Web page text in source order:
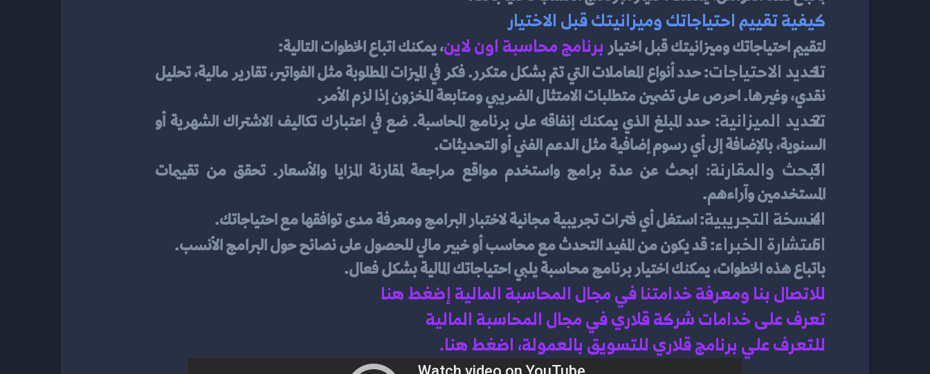
كيفية تقييم احتياجاتك وميزانيتك قبل الاختيار
لتقييم احتياجاتك وميزانيتك قبل اختياربرنامج محاسبة اون لاين، يمكنك اتباع الخطوات التالية:
تحديد الاحتياجات
نقدي، وغيرها. احرص على تضمين متطلبات الامتثال الضريبي ومتابعة المخزون إذا لزم الأمر.
تحديد الميزانية
السنوية، بالإضافة إلى أي رسوم إضافية مثل الدعم الفني أو التحديثات.
البحث والمقارنة:
المستخدمين وآراءهم.
النسخة التجريبية: استغل أي فترات تجريبية مجانية لاختبار البرامج ومعرفة مدى توافقها مع احتياجاتك.
استشارة الخبراء: قد يكون من المفيد التحدث مع محاسب أو خبير مالي للحصول على نصائح حول البرامج الأنسب.
باتباع هذه الخطوات، يمكنك اختيار برنامج محاسبة يلبي احتياجاتك المالية بشكل فعال.
للاتصال بنا ومعرفة خدامتنا في مجال المحاسبة المالية إضغط هنا
تعرف على خدامات شركة قلاري في مجال المحاسبة المالية
للتعرف علي برنامج قلاري للتسويق بالعمولة، اضغط هنا.